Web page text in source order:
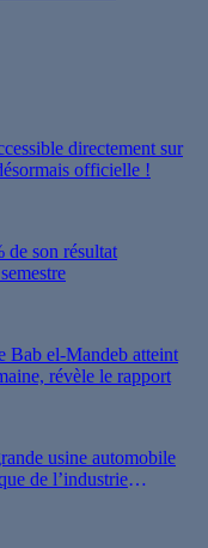
directement sur
officielle !
de son résultat
Bab el-Mandeb atteint
révèle le rapport
usine automobile
de l’industrie